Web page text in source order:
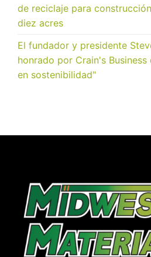
de reciclaje para
diez acres
El fundador y presidente
honrado por Crain's
en sostenibilidad"